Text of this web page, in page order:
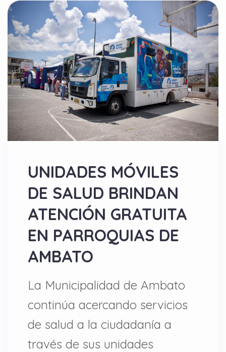
UNIDADES MÓVILES
DE SALUD BRINDAN
ATENCIÓN GRATUITA
EN PARROQUIAS DE
AMBATO
La Municipalidad de Ambato
continúa acercando servicios
de salud a la ciudadanía a
través de sus unidades